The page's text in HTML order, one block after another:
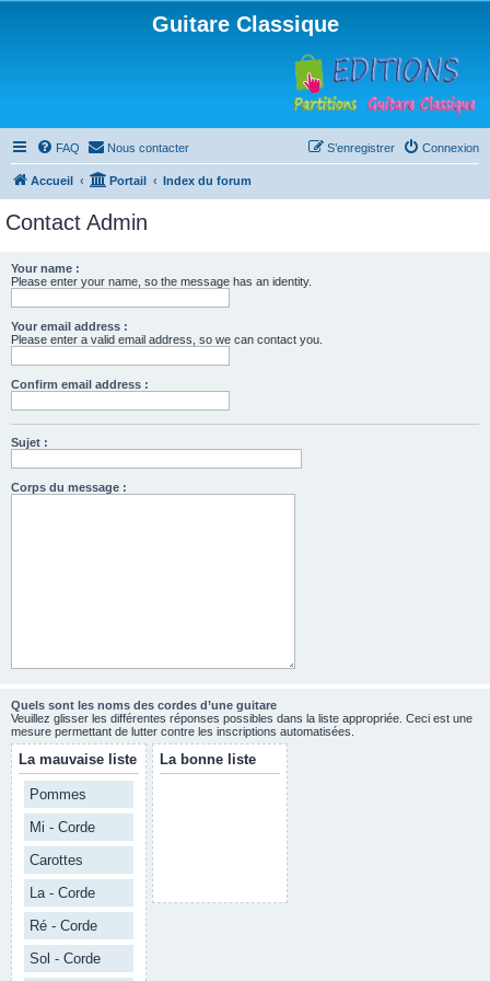
Guitare Classique
FAQ Nous contacter Connexion
S’enregistrer
Accueil Portail Index du forum
Contact Admin
Your name :
Please enter your name, so the message has an identity.
Your email address :
Please enter a valid email address, so we can contact you.
Confirm email address :
Sujet :
Corps du message :
Quels sont les noms des cordes d’une guitare
Veuillez glisser les différentes réponses possibles dans la liste appropriée. Ceci est une
mesure permettant de lutter contre les inscriptions automatisées.
La mauvaise liste
Pommes
Mi - Corde
Carottes
La - Corde
Ré - Corde
Sol - Corde
La bonne liste